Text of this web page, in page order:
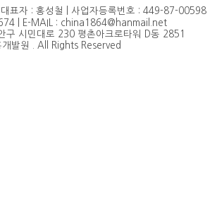
표자 : 홍성철 | 사업자등록번호 : 449-87-00598
| E-MAIL : china1864@hanmail.net
구 시민대로 230 평촌아크로타워 D동 2851
발원 . All Rights Reserved